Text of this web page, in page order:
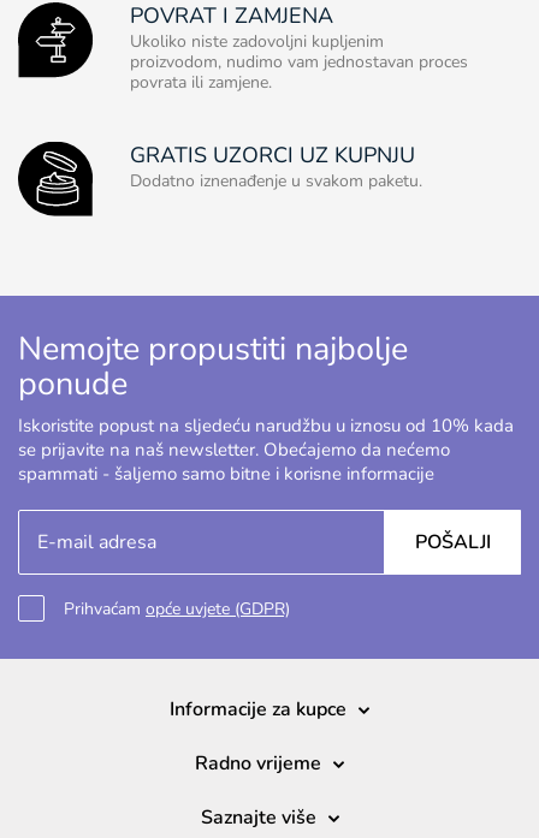
POVRAT I ZAMJENA
Ukoliko niste zadovoljni kupljenim
proizvodom, nudimo vam jednostavan proces
povrata ili zamjene.
GRATIS UZORCI UZ KUPNJU
Dodatno iznenađenje u svakom paketu.
Nemojte propustiti najbolje
ponude
Iskoristite popust na sljedeću narudžbu u iznosu od 10% kada
se prijavite na naš newsletter. Obećajemo da nećemo
spammati - šaljemo samo bitne i korisne informacije
POŠALJI
Prihvaćam opće uvjete (GDPR)
Informacije za kupce
Radno vrijeme
Saznajte više